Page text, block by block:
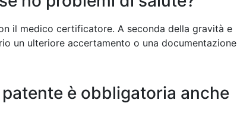
il medico certificatore. A seconda della gravità e
un ulteriore accertamento o una documentazione
è obbligatoria anche